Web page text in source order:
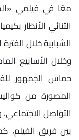
معًا في فيلمي
الثنائي الأنظار
الشبابية خلال الفترة
وخلال الأسابيع
حماس الجمهور
المصورة من
التواصل
بين فريق الفيلم،